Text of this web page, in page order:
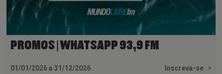
PROMOS | WHATSAPP 93,9 FM
01/01/2026 a 31/12/2026 Inscreva-se >